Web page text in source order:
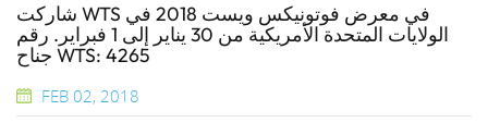
شاركت WTS في معرض فوتونيكس ويست 2018 في
الولايات المتحدة الأمريكية من 30 يناير إلى 1 فبراير. رقم
جناح WTS: 4265
FEB 02, 2018